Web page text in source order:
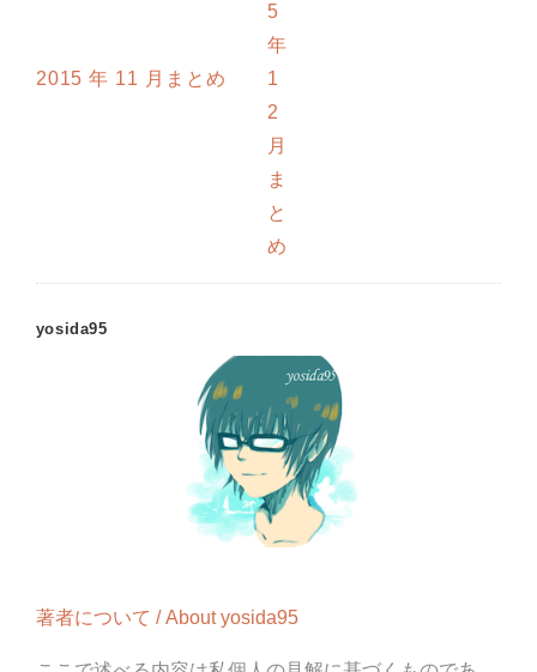
2015 年 11 月まとめ
5
年
1
2
月
ま
と
め
yosida95
著者について / About yosida95